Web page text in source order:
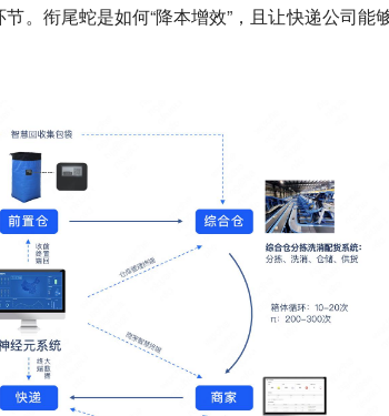
。衔尾蛇是如何“降本增效”，且让快递公司能